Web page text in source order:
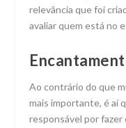
relevância que foi
avaliar quem está no
Ao contrário do que
mais importante, é aí
responsável por fazer